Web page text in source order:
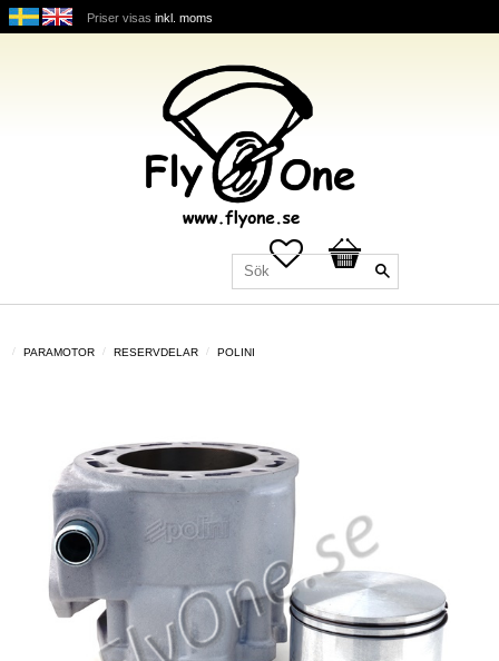
Priser visas inkl. moms
Favoriter
Kundvagn
PARAMOTOR RESERVDELAR POLINI